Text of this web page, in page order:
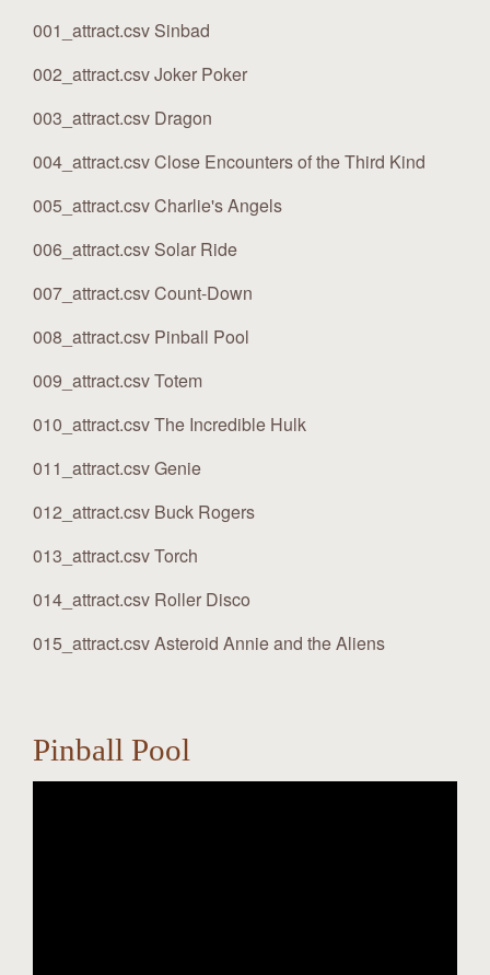
001_attract.csv Sinbad
002_attract.csv Joker Poker
003_attract.csv Dragon
004_attract.csv Close Encounters of the Third Kind
005_attract.csv Charlie's Angels
006_attract.csv Solar Ride
007_attract.csv Count-Down
008_attract.csv Pinball Pool
009_attract.csv Totem
010_attract.csv The Incredible Hulk
011_attract.csv Genie
012_attract.csv Buck Rogers
013_attract.csv Torch
014_attract.csv Roller Disco
015_attract.csv Asteroid Annie and the Aliens
Pinball Pool